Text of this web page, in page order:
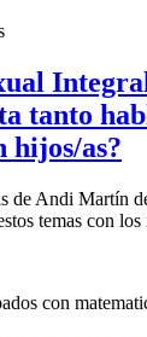
tanto
hijos/as?
de Andi Martín
temas con los